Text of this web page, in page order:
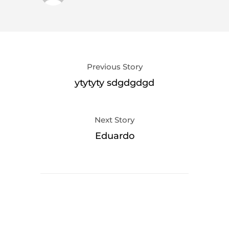
Previous Story
ytytyty sdgdgdgd
Next Story
Eduardo